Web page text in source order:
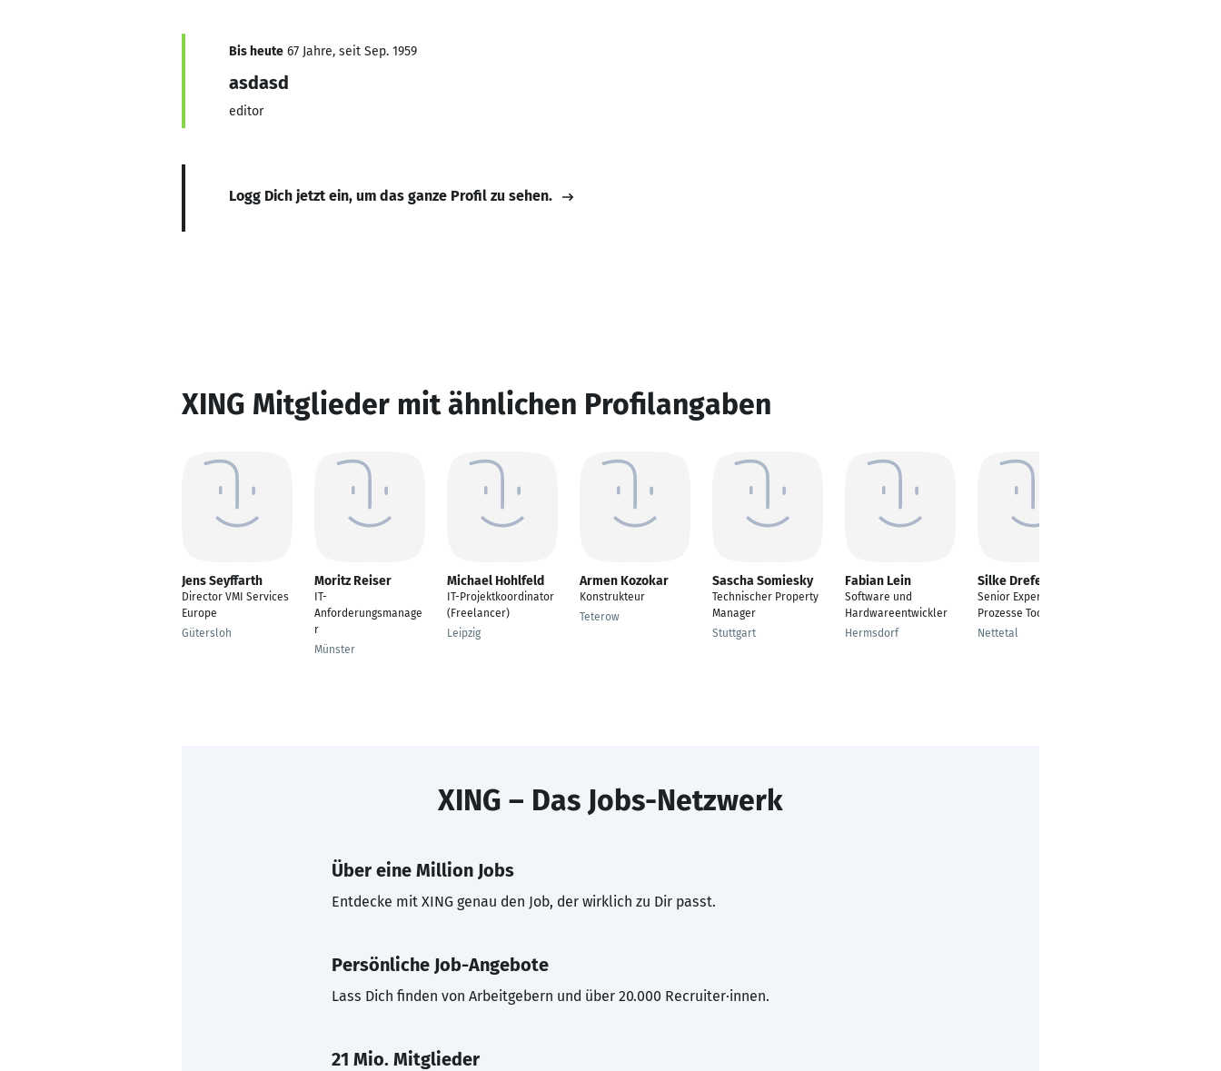
Bis heute 67 Jahre, seit Sep. 1959
asdasd
editor
Logg Dich jetzt ein, um das ganze Profil zu sehen.
XING Mitglieder mit ähnlichen Profilangaben
Jens Seyffarth
Director VMI Services
Europe
Gütersloh
Moritz Reiser
IT-
Anforderungsmanage
r
Münster
Michael Hohlfeld
IT-Projektkoordinator
(Freelancer)
Leipzig
Armen Kozokar
Konstrukteur
Teterow
Sascha Somiesky
Technischer Property
Manager
Stuttgart
Fabian Lein
Software und
Hardwareentwickler
Hermsdorf
Silke Drefenstedt
Senior Expert
Prozesse Tools
Nettetal
XING – Das Jobs-Netzwerk
Über eine Million Jobs
Entdecke mit XING genau den Job, der wirklich zu Dir passt.
Persönliche Job-Angebote
Lass Dich finden von Arbeitgebern und über 20.000 Recruiter·innen.
21 Mio. Mitglieder